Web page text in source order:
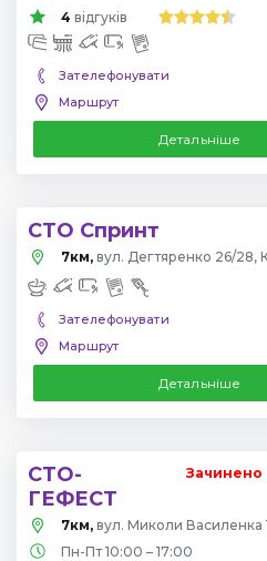
4 відгуків
Зателефонувати
Маршрут
Детальніше
СТО Спринт
7км, вул. Дегтяренко 26/28,
Зателефонувати
Маршрут
Детальніше
СТО-
ГЕФЕСТ
Зачинено
7км, вул. Миколи Василенка
Пн-Пт 10:00 – 17:00